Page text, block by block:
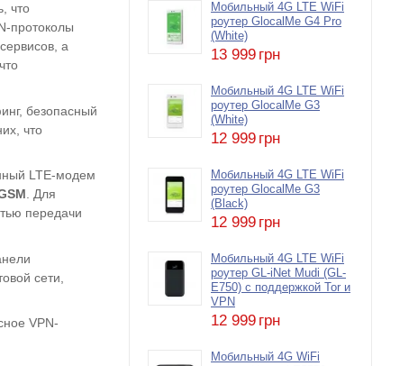
что
протоколы
а
безопасный
что
LTE-модем
. Для
передачи
сети,
VPN-
Мобильный 4G LTE WiFi
роутер GlocalMe G4 Pro
(White)
13 999 грн
Мобильный 4G LTE WiFi
роутер GlocalMe G3
(White)
12 999 грн
Мобильный 4G LTE WiFi
роутер GlocalMe G3
(Black)
12 999 грн
Мобильный 4G LTE WiFi
роутер GL-iNet Mudi (GL-
E750) с поддержкой Tor и
VPN
12 999 грн
Мобильный 4G WiFi